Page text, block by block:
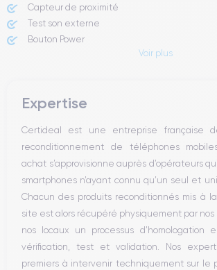
Capteur de proximité
Test son externe
Bouton Power
Haut parleur
Bouton Home
Bluetooth
WiFi
Réseau
Vibreur
Prise USB
Voir plus
Expertise
Certideal est une entreprise française
reconditionnement de téléphones
achat s’approvisionne auprès d’opérateurs
smartphones n’ayant connu qu’un seul et
Chacun des produits reconditionnés mis à
site est alors récupéré physiquement par nos
nos locaux un processus d’homologation
vérification, test et validation. Nos
premiers à intervenir techniquement sur le